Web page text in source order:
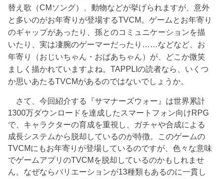
替え歌（CMソング）、動物などが挙げられますが、意外
と多いのがお年寄りが登場するTVCM。ゲームとお年寄り
のギャップがあったり、孫とのコミュニケーションを描
いたり、実は凄腕のゲーマーだったり……などなど、お
年寄り（おじいちゃん・おばあちゃん）が、どこか微笑
ましく描かれていますよね。TAPPLIの読者なら、いくつ
か思いあたるTVCMがあるのではないでしょうか。
さて、今回紹介する『サマナーズウォー』は世界累計
1300万ダウンロードを達成したスマートフォン向けRPG
で、キャラクターの育成を重視し、ガチャや合成による
成長システムから脱却しているのが特徴。このゲームの
TVCMにもお年寄りが登場しているのですが、色々な意味
でゲームアプリのTVCMを脱却しているのかもしれませ
ん。なぜならバリエーションが13種類もあるのに一貫し